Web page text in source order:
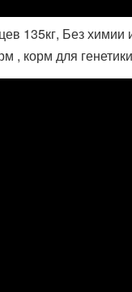
135кг, Без химии
, корм для генетики